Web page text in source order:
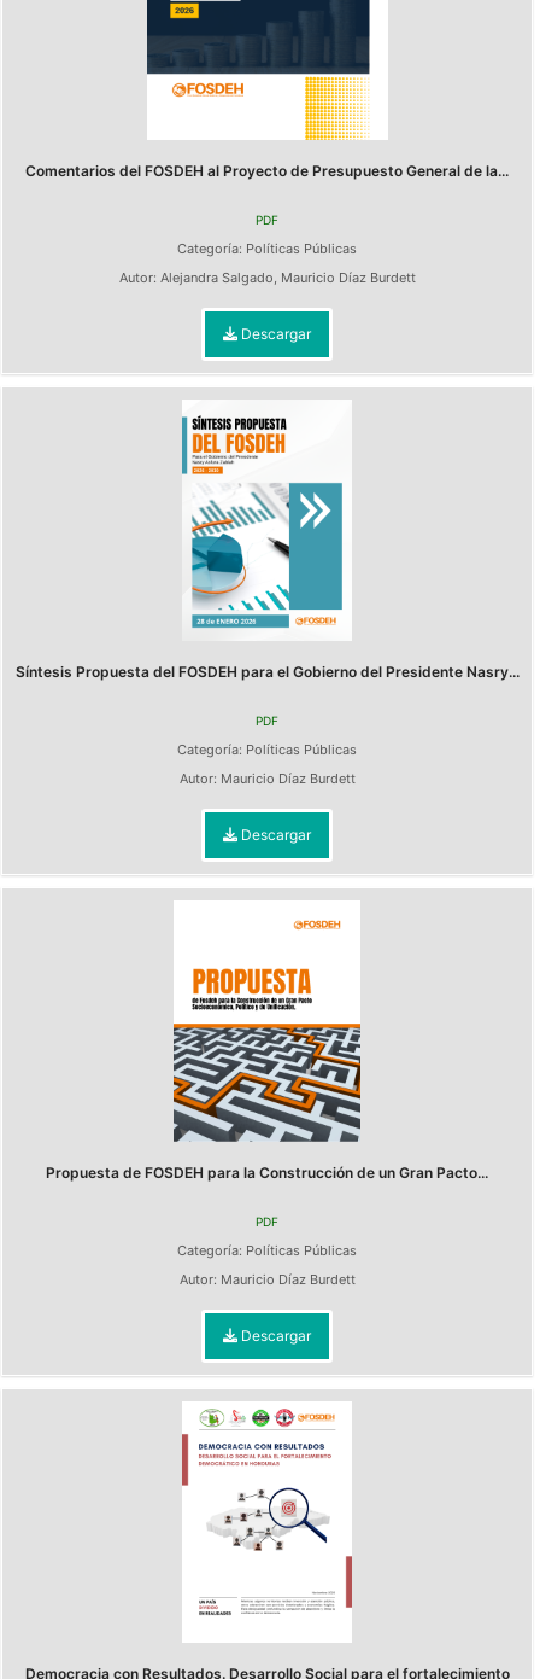
Comentarios del FOSDEH al Proyecto de Presupuesto General de la...
PDF
Categoría: Políticas Públicas
Autor: Alejandra Salgado, Mauricio Díaz Burdett
Descargar
Síntesis Propuesta del FOSDEH para el Gobierno del Presidente Nasry...
PDF
Categoría: Políticas Públicas
Autor: Mauricio Díaz Burdett
Descargar
Propuesta de FOSDEH para la Construcción de un Gran Pacto...
PDF
Categoría: Políticas Públicas
Autor: Mauricio Díaz Burdett
Descargar
Democracia con Resultados. Desarrollo Social para el fortalecimiento